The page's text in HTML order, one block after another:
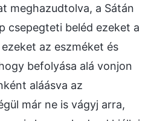
meghazudtolva, a Sátán
csepegteti beléd ezeket a
az eszméket és
befolyása alá vonjon
aláásva az
már ne is vágyj arra,